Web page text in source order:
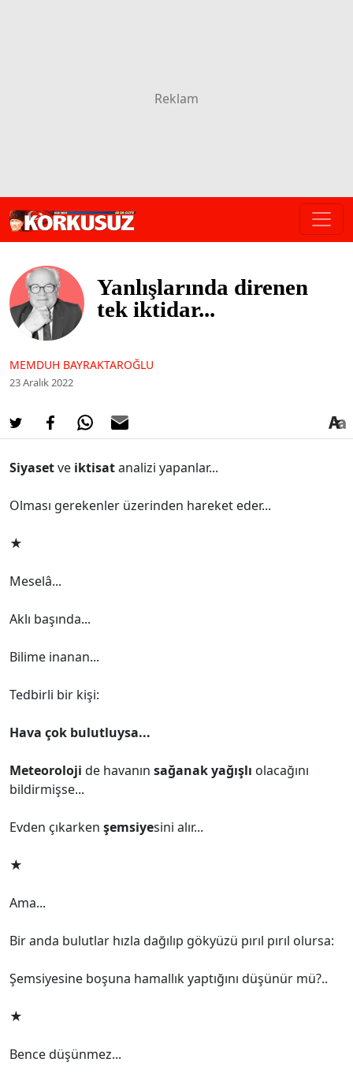
Yanlışlarında direnen
tek iktidar...
MEMDUH BAYRAKTAROĞLU
23 Aralık 2022
Siyasetve iktisatanalizi yapanlar...
Olması gerekenler üzerinden hareket eder...
★
Meselâ...
Aklı başında...
Bilime inanan...
Tedbirli bir kişi:
Hava çok bulutluysa...
Meteoroloji de havanın sağanak yağışlı olacağını
bildirmişse...
Evden çıkarken şemsiyesini alır...
★
Ama...
Bir anda bulutlar hızla dağılıp gökyüzü pırıl pırıl olursa:
Şemsiyesine boşuna hamallık yaptığını düşünür mü?..
★
Bence düşünmez...